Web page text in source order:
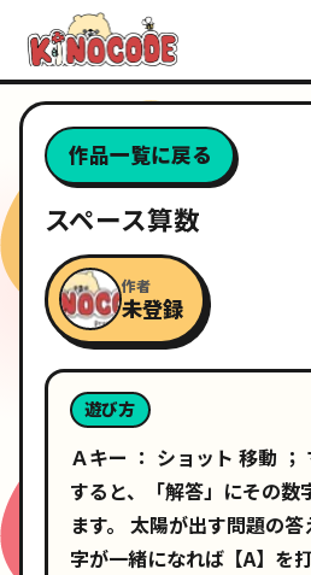
作品一覧に戻る
スペース算数
作者
未登録
遊び方
Ａキー ： ショット 移動 ；
すると、「解答」にその数
ます。 太陽が出す問題の
字が一緒になれば【A】を